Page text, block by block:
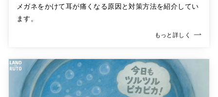
メガネをかけて耳が痛くなる原因と対策方法を紹介してい
ます。
もっと詳しく